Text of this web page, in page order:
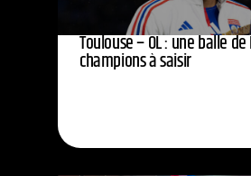
Toulouse – OL : une balle
champions à saisir